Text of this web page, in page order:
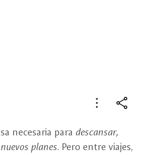
more_vert share
close
un filtro close
necesaria para descansar,
planes. Pero entre viajes,